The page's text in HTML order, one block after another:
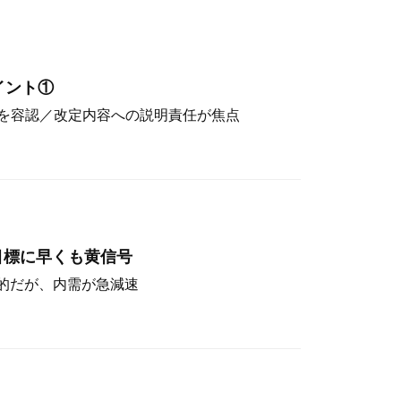
ント①
容認／改定内容への説明責任が焦点
に早くも黄信号
だが、内需が急減速